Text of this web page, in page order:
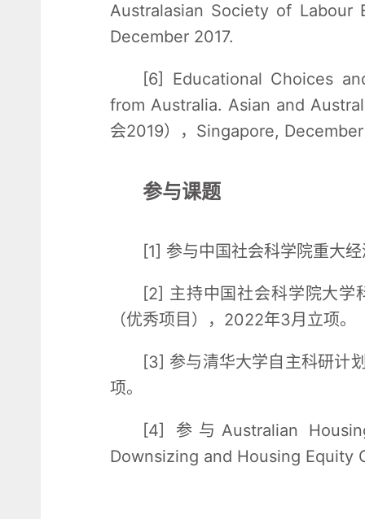
Australasian Society of Labour
December 2017.
[6] Educational Choices
from Australia. Asian and
会2019），Singapore,
参与课题
[1] 参与中国社会科学院重大
[2] 主持中国社会科学院大学
（优秀项目），2022年3月立项。
[3] 参与清华大学自主科研计
项。
[4] 参与Australian
Downsizing and Housing Equity